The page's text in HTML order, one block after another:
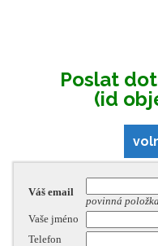
Poslat
(id